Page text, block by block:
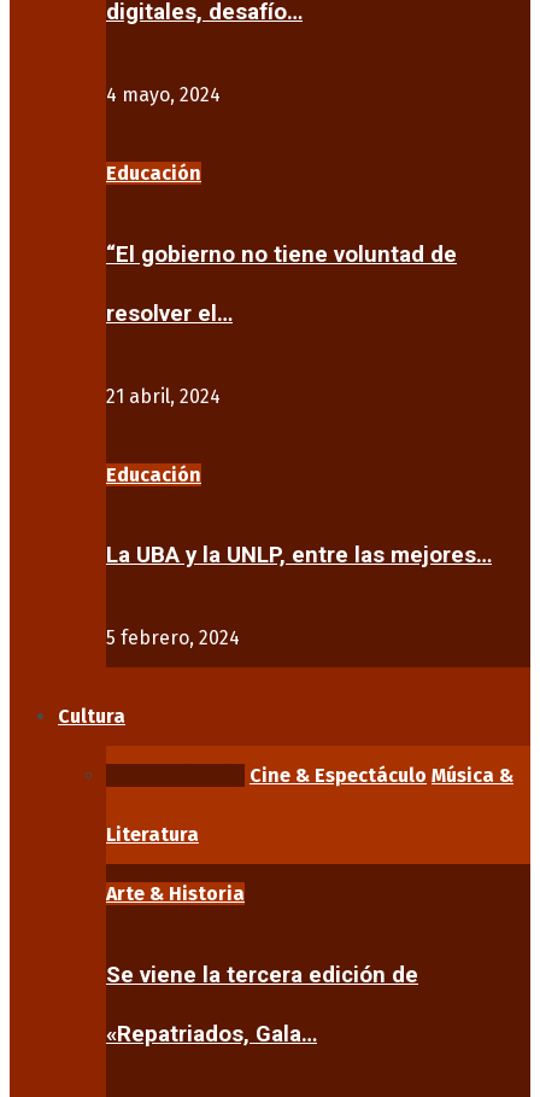
digitales, desafío…
4 mayo, 2024
Educación
“El gobierno no tiene voluntad de
resolver el…
21 abril, 2024
Educación
La UBA y la UNLP, entre las mejores…
5 febrero, 2024
Cultura
Cine & Espectáculo Música &
Literatura
Arte & Historia
Se viene la tercera edición de
«Repatriados, Gala…